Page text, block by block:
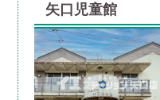
矢口児童館